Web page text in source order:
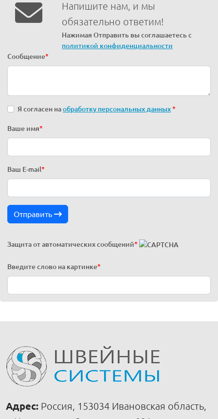
Напишите нам, и мы
обязательно ответим!
Нажимая Отправить вы соглашаетесь с
политикой конфиденциальности
Сообщение*
Я согласен наобработку персональных данных*
Ваше имя*
Ваш E-mail *
Отправить
Защита от автоматических сообщений*
Введите слово на картинке*
Адрес: Россия, 153034 Ивановская область,